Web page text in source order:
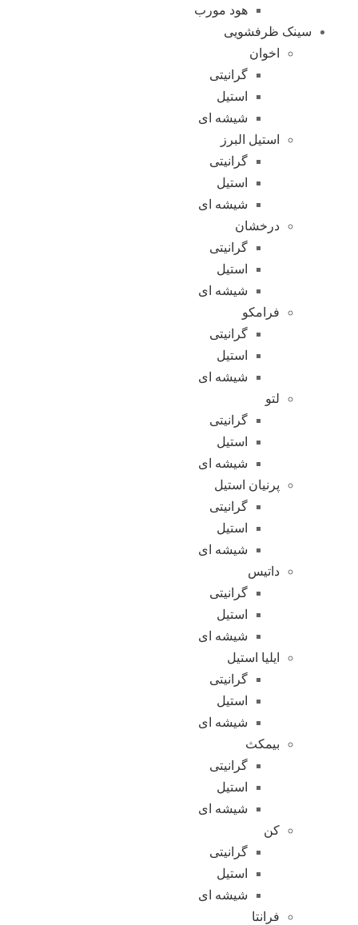
هود مورب
سینک ظرفشویی
اخوان
گرانیتی
استیل
شیشه ای
استیل البرز
گرانیتی
استیل
شیشه ای
درخشان
گرانیتی
استیل
شیشه ای
فرامکو
گرانیتی
استیل
شیشه ای
لتو
گرانیتی
استیل
شیشه ای
پرنیان استیل
گرانیتی
استیل
شیشه ای
داتیس
گرانیتی
استیل
شیشه ای
ایلیا استیل
گرانیتی
استیل
شیشه ای
بیمکث
گرانیتی
استیل
شیشه ای
کن
گرانیتی
استیل
شیشه ای
فرانتا